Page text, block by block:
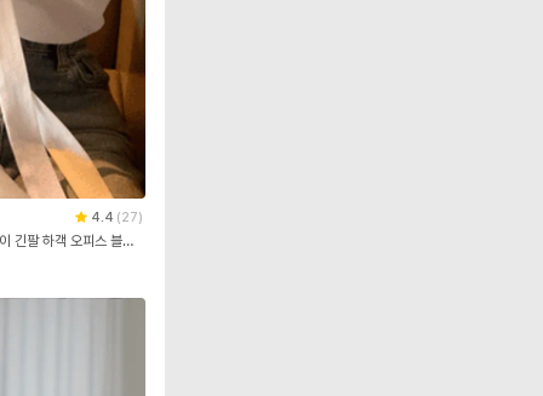
4.4 (27)
(MADE/구김X/타이하객 블라우스) 쉬폰 리본 타이 긴팔 하객 오피스 블라우스 피크닉룩 반팔 여리블라우스 타이블라우스,리본블라우스,쉬폰블라우스,하객블라우스,하객룩,오피스룩,출근룩,여리핏블라우스 bs8632